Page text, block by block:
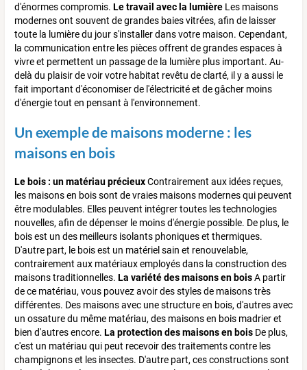
d'énormes compromis. Le travail avec la lumière Les maisons
modernes ont souvent de grandes baies vitrées, afin de laisser
toute la lumière du jour s'installer dans votre maison. Cependant,
la communication entre les pièces offrent de grandes espaces à
vivre et permettent un passage de la lumière plus important. Au-
delà du plaisir de voir votre habitat revêtu de clarté, il y a aussi le
fait important d'économiser de l'électricité et de gâcher moins
d'énergie tout en pensant à l'environnement.
Un exemple de maisons moderne : les
maisons en bois
Le bois : un matériau précieuxContrairement aux idées reçues,
les maisons en bois sont de vraies maisons modernes qui peuvent
être modulables. Elles peuvent intégrer toutes les technologies
nouvelles, afin de dépenser le moins d'énergie possible. De plus, le
bois est un des meilleurs isolants phoniques et thermiques.
D'autre part, le bois est un matériel sain et renouvelable,
contrairement aux matériaux employés dans la construction des
maisons traditionnelles. La variété des maisons en boisA partir
de ce matériau, vous pouvez avoir des styles de maisons très
différentes. Des maisons avec une structure en bois, d'autres avec
un ossature du même matériau, des maisons en bois madrier et
bien d'autres encore. La protection des maisons en bois De plus,
c'est un matériau qui peut recevoir des traitements contre les
champignons et les insectes. D'autre part, ces constructions sont